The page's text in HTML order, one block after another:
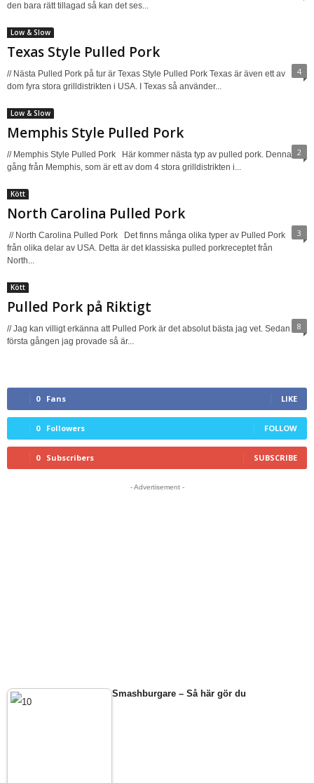
den bara rätt tillagad så kan det ses...
Low & Slow
Texas Style Pulled Pork
4
// Nästa Pulled Pork på tur är Texas Style Pulled Pork Texas är även ett av
dom fyra stora grilldistrikten i USA. I Texas så använder...
Low & Slow
Memphis Style Pulled Pork
2
// Memphis Style Pulled Pork Här kommer nästa typ av pulled pork. Denna
gång från Memphis, som är ett av dom 4 stora grilldistrikten i...
Kött
North Carolina Pulled Pork
3
// North Carolina Pulled Pork Det finns många olika typer av Pulled Pork
från olika delar av USA. Detta är det klassiska pulled porkreceptet från
North...
Kött
Pulled Pork på Riktigt
8
// Jag kan villigt erkänna att Pulled Pork är det absolut bästa jag vet. Sedan
första gången jag provade så är...
0 Fans LIKE
0 Followers FOLLOW
0 Subscribers SUBSCRIBE
- Advertisement -
Smashburgare – Så här gör du